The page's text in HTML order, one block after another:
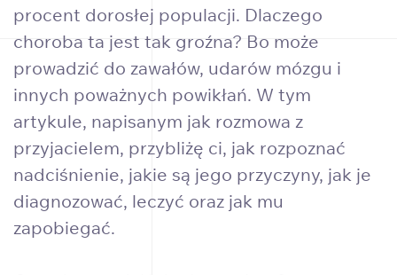
procent dorosłej populacji. Dlaczego
choroba ta jest tak groźna? Bo może
prowadzić do zawałów, udarów mózgu i
innych poważnych powikłań. W tym
artykule, napisanym jak rozmowa z
przyjacielem, przybliżę ci, jak rozpoznać
nadciśnienie, jakie są jego przyczyny, jak je
diagnozować, leczyć oraz jak mu
zapobiegać.